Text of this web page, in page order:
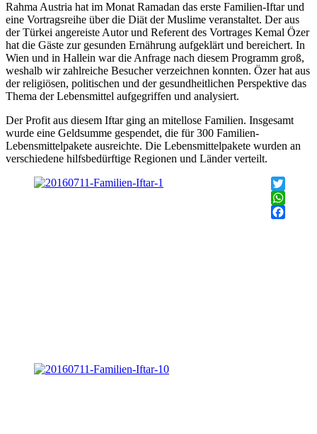
Rahma Austria hat im Monat Ramadan das erste Familien-Iftar und
eine Vortragsreihe über die Diät der Muslime veranstaltet. Der aus
der Türkei angereiste Autor und Referent des Vortrages Kemal Özer
hat die Gäste zur gesunden Ernährung aufgeklärt und bereichert. In
Wien und in Hallein war die Anfrage nach diesem Programm groß,
weshalb wir zahlreiche Besucher verzeichnen konnten. Özer hat aus
der religiösen, politischen und der gesundheitlichen Perspektive das
Thema der Lebensmittel aufgegriffen und analysiert.
Der Profit aus diesem Iftar ging an mitellose Familien. Insgesamt
wurde eine Geldsumme gespendet, die für 300 Familien-
Lebensmittelpakete ausreichte. Die Lebensmittelpakete wurden an
verschiedene hilfsbedürftige Regionen und Länder verteilt.
Twitter